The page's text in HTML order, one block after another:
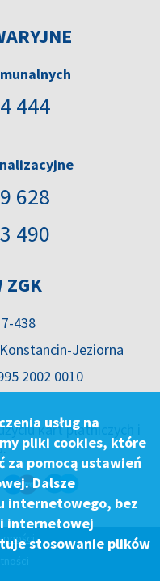
usług na
pliki cookies, które
za pomocą ustawień
Dalsze
internetowego, bez
internetowej
stosowanie plików
444
628
490
ZGK
438
Jeziorna
2002 0010
kart płatniczych i